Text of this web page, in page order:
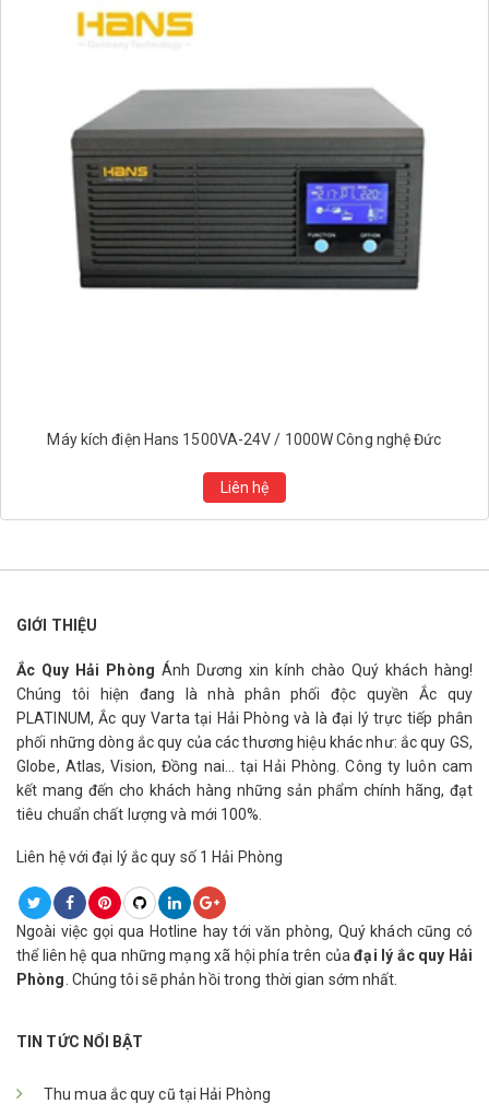
Máy kích điện Hans 1500VA-24V / 1000W Công nghệ Đức
Liên hệ
GIỚI THIỆU
Ắc Quy Hải Phòng Ánh Dương xin kính chào Quý khách hàng!
Chúng tôi hiện đang là nhà phân phối độc quyền Ắc quy
PLATINUM, Ắc quy Varta tại Hải Phòng và là đại lý trực tiếp phân
phối những dòng ắc quy của các thương hiệu khác như: ắc quy GS,
Globe, Atlas, Vision, Đồng nai… tại Hải Phòng. Công ty luôn cam
kết mang đến cho khách hàng những sản phẩm chính hãng, đạt
tiêu chuẩn chất lượng và mới 100%.
Liên hệ với đại lý ắc quy số 1 Hải Phòng
Ngoài việc gọi qua Hotline hay tới văn phòng, Quý khách cũng có
thể liên hệ qua những mạng xã hội phía trên củađại lý ắc quy Hải
Phòng . Chúng tôi sẽ phản hồi trong thời gian sớm nhất.
TIN TỨC NỔI BẬT
Thu mua ắc quy cũ tại Hải Phòng